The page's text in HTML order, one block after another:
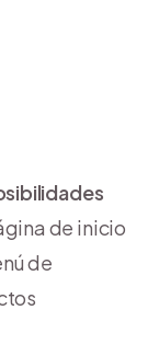
de inicio
de